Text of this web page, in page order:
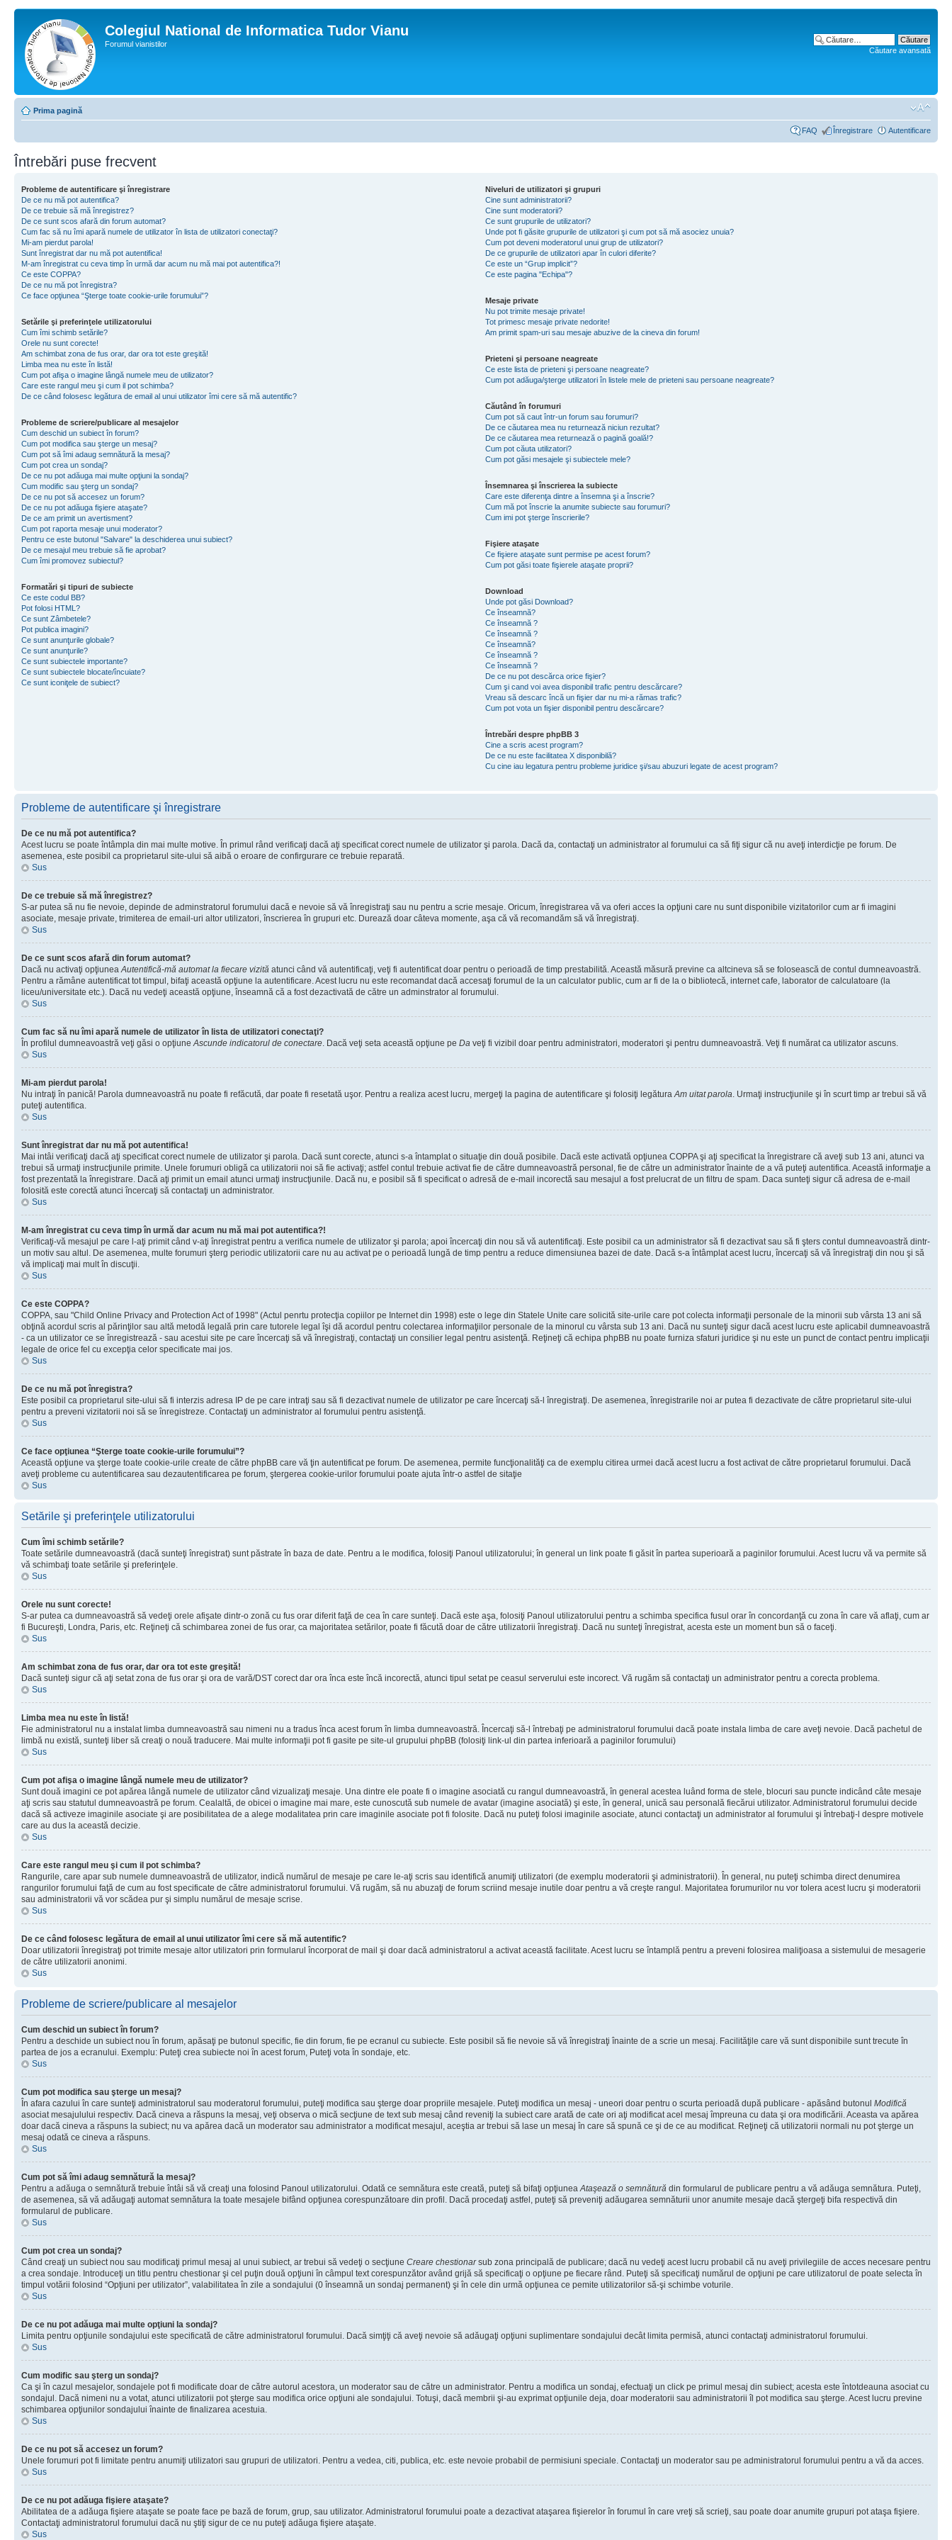
Colegiul National de Informatica Tudor Vianu
Forumul vianistilor
Căutare avansată
Prima pagină
FAQ Înregistrare Autentificare
Întrebări puse frecvent
Probleme de autentificare şi înregistrare
De ce nu mă pot autentifica?
De ce trebuie să mă înregistrez?
De ce sunt scos afară din forum automat?
Cum fac să nu îmi apară numele de utilizator în lista de utilizatori conectaţi?
Mi-am pierdut parola!
Sunt înregistrat dar nu mă pot autentifica!
M-am înregistrat cu ceva timp în urmă dar acum nu mă mai pot autentifica?!
Ce este COPPA?
De ce nu mă pot înregistra?
Ce face opţiunea “Şterge toate cookie-urile forumului”?
Setările şi preferinţele utilizatorului
Cum îmi schimb setările?
Orele nu sunt corecte!
Am schimbat zona de fus orar, dar ora tot este greşită!
Limba mea nu este în listă!
Cum pot afişa o imagine lângă numele meu de utilizator?
Care este rangul meu şi cum il pot schimba?
De ce când folosesc legătura de email al unui utilizator îmi cere să mă autentific?
Probleme de scriere/publicare al mesajelor
Cum deschid un subiect în forum?
Cum pot modifica sau şterge un mesaj?
Cum pot să îmi adaug semnătură la mesaj?
Cum pot crea un sondaj?
De ce nu pot adăuga mai multe opţiuni la sondaj?
Cum modific sau şterg un sondaj?
De ce nu pot să accesez un forum?
De ce nu pot adăuga fişiere ataşate?
De ce am primit un avertisment?
Cum pot raporta mesaje unui moderator?
Pentru ce este butonul "Salvare" la deschiderea unui subiect?
De ce mesajul meu trebuie să fie aprobat?
Cum îmi promovez subiectul?
Formatări şi tipuri de subiecte
Ce este codul BB?
Pot folosi HTML?
Ce sunt Zâmbetele?
Pot publica imagini?
Ce sunt anunţurile globale?
Ce sunt anunţurile?
Ce sunt subiectele importante?
Ce sunt subiectele blocate/încuiate?
Ce sunt iconiţele de subiect?
Niveluri de utilizatori şi grupuri
Cine sunt administratorii?
Cine sunt moderatorii?
Ce sunt grupurile de utilizatori?
Unde pot fi găsite grupurile de utilizatori şi cum pot să mă asociez unuia?
Cum pot deveni moderatorul unui grup de utilizatori?
De ce grupurile de utilizatori apar în culori diferite?
Ce este un “Grup implicit”?
Ce este pagina "Echipa"?
Mesaje private
Nu pot trimite mesaje private!
Tot primesc mesaje private nedorite!
Am primit spam-uri sau mesaje abuzive de la cineva din forum!
Prieteni şi persoane neagreate
Ce este lista de prieteni şi persoane neagreate?
Cum pot adăuga/şterge utilizatori în listele mele de prieteni sau persoane neagreate?
Căutând în forumuri
Cum pot să caut într-un forum sau forumuri?
De ce căutarea mea nu returnează niciun rezultat?
De ce căutarea mea returnează o pagină goală!?
Cum pot căuta utilizatori?
Cum pot găsi mesajele şi subiectele mele?
Însemnarea şi înscrierea la subiecte
Care este diferenţa dintre a însemna şi a înscrie?
Cum mă pot înscrie la anumite subiecte sau forumuri?
Cum imi pot şterge înscrierile?
Fişiere ataşate
Ce fişiere ataşate sunt permise pe acest forum?
Cum pot găsi toate fişierele ataşate proprii?
Download
Unde pot găsi Download?
Ce înseamnă?
Ce înseamnă ?
Ce înseamnă ?
Ce înseamnă?
Ce înseamnă ?
Ce înseamnă ?
De ce nu pot descărca orice fişier?
Cum şi cand voi avea disponibil trafic pentru descărcare?
Vreau să descarc încă un fişier dar nu mi-a rămas trafic?
Cum pot vota un fişier disponibil pentru descărcare?
Întrebări despre phpBB 3
Cine a scris acest program?
De ce nu este facilitatea X disponibilă?
Cu cine iau legatura pentru probleme juridice şi/sau abuzuri legate de acest program?
Probleme de autentificare şi înregistrare
De ce nu mă pot autentifica?
Acest lucru se poate întâmpla din mai multe motive. În primul rând verificaţi dacă aţi specificat corect numele de utilizator şi parola. Dacă da, contactaţi un administrator al forumului ca să fiţi sigur că nu aveţi interdicţie pe forum. De
asemenea, este posibil ca proprietarul site-ului să aibă o eroare de confirgurare ce trebuie reparată.
Sus
De ce trebuie să mă înregistrez?
S-ar putea să nu fie nevoie, depinde de adminstratorul forumului dacă e nevoie să vă înregistraţi sau nu pentru a scrie mesaje. Oricum, înregistrarea vă va oferi acces la opţiuni care nu sunt disponibile vizitatorilor cum ar fi imagini
asociate, mesaje private, trimiterea de email-uri altor utilizatori, înscrierea în grupuri etc. Durează doar câteva momente, aşa că vă recomandăm să vă înregistraţi.
Sus
De ce sunt scos afară din forum automat?
Dacă nu activaţi opţiuneaAutentifică-mă automat la fiecare vizită atunci când vă autentificaţi, veţi fi autentificat doar pentru o perioadă de timp prestabilită. Această măsură previne ca altcineva să se folosească de contul dumneavoastră.
Pentru a rămâne autentificat tot timpul, bifaţi această opţiune la autentificare. Acest lucru nu este recomandat dacă accesaţi forumul de la un calculator public, cum ar fi de la o bibliotecă, internet cafe, laborator de calculatoare (la
liceu/universitate etc.). Dacă nu vedeţi această opţiune, înseamnă că a fost dezactivată de către un adminstrator al forumului.
Sus
Cum fac să nu îmi apară numele de utilizator în lista de utilizatori conectaţi?
În profilul dumneavoastră veţi găsi o opţiuneAscunde indicatorul de conectare. Dacă veţi seta această opţiune pe Da veţi fi vizibil doar pentru administratori, moderatori şi pentru dumneavoastră. Veţi fi numărat ca utilizator ascuns.
Sus
Mi-am pierdut parola!
Nu intraţi în panică! Parola dumneavoastră nu poate fi refăcută, dar poate fi resetată uşor. Pentru a realiza acest lucru, mergeţi la pagina de autentificare şi folosiţi legăturaAm uitat parola. Urmaţi instrucţiunile şi în scurt timp ar trebui să vă
puteţi autentifica.
Sus
Sunt înregistrat dar nu mă pot autentifica!
Mai intâi verificaţi dacă aţi specificat corect numele de utilizator şi parola. Dacă sunt corecte, atunci s-a întamplat o situaţie din două posibile. Dacă este activată opţiunea COPPA şi aţi specificat la înregistrare că aveţi sub 13 ani, atunci va
trebui să urmaţi instrucţiunile primite. Unele forumuri obligă ca utilizatorii noi să fie activaţi; astfel contul trebuie activat fie de către dumneavoastră personal, fie de către un administrator înainte de a vă puteţi autentifica. Această informaţie a
fost prezentată la înregistrare. Dacă aţi primit un email atunci urmaţi instrucţiunile. Dacă nu, e posibil să fi specificat o adresă de e-mail incorectă sau mesajul a fost prelucrat de un filtru de spam. Daca sunteţi sigur că adresa de e-mail
folosită este corectă atunci încercaţi să contactaţi un administrator.
Sus
M-am înregistrat cu ceva timp în urmă dar acum nu mă mai pot autentifica?!
Verificaţi-vă mesajul pe care l-aţi primit când v-aţi înregistrat pentru a verifica numele de utilizator şi parola; apoi încercaţi din nou să vă autentificaţi. Este posibil ca un administrator să fi dezactivat sau să fi şters contul dumneavoastră dintr-
un motiv sau altul. De asemenea, multe forumuri şterg periodic utilizatorii care nu au activat pe o perioadă lungă de timp pentru a reduce dimensiunea bazei de date. Dacă s-a întâmplat acest lucru, încercaţi să vă înregistraţi din nou şi să
vă implicaţi mai mult în discuţii.
Sus
Ce este COPPA?
COPPA, sau "Child Online Privacy and Protection Act of 1998" (Actul penrtu protecţia copiilor pe Internet din 1998) este o lege din Statele Unite care solicită site-urile care pot colecta informaţii personale de la minorii sub vârsta 13 ani să
obţină acordul scris al părinţilor sau altă metodă legală prin care tutorele legal îşi dă acordul pentru colectarea informaţiilor personale de la minorul cu vârsta sub 13 ani. Dacă nu sunteţi sigur dacă acest lucru este aplicabil dumneavoastră
- ca un utilizator ce se înregistrează - sau acestui site pe care încercaţi să vă înregistraţi, contactaţi un consilier legal pentru asistenţă. Reţineţi că echipa phpBB nu poate furniza sfaturi juridice şi nu este un punct de contact pentru implicaţii
legale de orice fel cu excepţia celor specificate mai jos.
Sus
De ce nu mă pot înregistra?
Este posibil ca proprietarul site-ului să fi interzis adresa IP de pe care intraţi sau să fi dezactivat numele de utilizator pe care încercaţi să-l înregistraţi. De asemenea, înregistrarile noi ar putea fi dezactivate de către proprietarul site-ului
pentru a preveni vizitatorii noi să se înregistreze. Contactaţi un administrator al forumului pentru asistenţă.
Sus
Ce face opţiunea “Şterge toate cookie-urile forumului”?
Această opţiune va şterge toate cookie-urile create de către phpBB care vă ţin autentificat pe forum. De asemenea, permite funcţionalităţi ca de exemplu citirea urmei dacă acest lucru a fost activat de către proprietarul forumului. Dacă
aveţi probleme cu autentificarea sau dezautentificarea pe forum, ştergerea cookie-urilor forumului poate ajuta într-o astfel de sitaţie
Sus
Setările şi preferinţele utilizatorului
Cum îmi schimb setările?
Toate setările dumneavoastră (dacă sunteţi înregistrat) sunt păstrate în baza de date. Pentru a le modifica, folosiţi Panoul utilizatorului; în general un link poate fi găsit în partea superioară a paginilor forumului. Acest lucru vă va permite să
vă schimbaţi toate setările şi preferinţele.
Sus
Orele nu sunt corecte!
S-ar putea ca dumneavoastră să vedeţi orele afişate dintr-o zonă cu fus orar diferit faţă de cea în care sunteţi. Dacă este aşa, folosiţi Panoul utilizatorului pentru a schimba specifica fusul orar în concordanţă cu zona în care vă aflaţi, cum ar
fi Bucureşti, Londra, Paris, etc. Reţineţi că schimbarea zonei de fus orar, ca majoritatea setărilor, poate fi făcută doar de către utilizatorii înregistraţi. Dacă nu sunteţi înregistrat, acesta este un moment bun să o faceţi.
Sus
Am schimbat zona de fus orar, dar ora tot este greşită!
Dacă sunteţi sigur că aţi setat zona de fus orar şi ora de vară/DST corect dar ora înca este încă incorectă, atunci tipul setat pe ceasul serverului este incorect. Vă rugăm să contactaţi un administrator pentru a corecta problema.
Sus
Limba mea nu este în listă!
Fie administratorul nu a instalat limba dumneavoastră sau nimeni nu a tradus înca acest forum în limba dumneavoastră. Încercaţi să-l întrebaţi pe administratorul forumului dacă poate instala limba de care aveţi nevoie. Dacă pachetul de
limbă nu există, sunteţi liber să creaţi o nouă traducere. Mai multe informaţii pot fi gasite pe site-ul grupului phpBB (folosiţi link-ul din partea inferioară a paginilor forumului)
Sus
Cum pot afişa o imagine lângă numele meu de utilizator?
Sunt două imagini ce pot apărea lângă numele de utilizator când vizualizaţi mesaje. Una dintre ele poate fi o imagine asociată cu rangul dumneavoastră, în general acestea luând forma de stele, blocuri sau puncte indicând câte mesaje
aţi scris sau statutul dumneavoastră pe forum. Cealaltă, de obicei o imagine mai mare, este cunoscută sub numele de avatar (imagine asociată) şi este, în general, unică sau personală fiecărui utilizator. Administratorul forumului decide
dacă să activeze imaginile asociate şi are posibilitatea de a alege modalitatea prin care imaginile asociate pot fi folosite. Dacă nu puteţi folosi imaginile asociate, atunci contactaţi un administrator al forumului şi întrebaţi-l despre motivele
care au dus la această decizie.
Sus
Care este rangul meu şi cum il pot schimba?
Rangurile, care apar sub numele dumneavoastră de utilizator, indică numărul de mesaje pe care le-aţi scris sau identifică anumiţi utilizatori (de exemplu moderatorii şi administratorii). În general, nu puteţi schimba direct denumirea
rangurilor forumului faţă de cum au fost specificate de către administratorul forumului. Vă rugăm, să nu abuzaţi de forum scriind mesaje inutile doar pentru a vă creşte rangul. Majoritatea forumurilor nu vor tolera acest lucru şi moderatorii
sau administratorii vă vor scădea pur şi simplu numărul de mesaje scrise.
Sus
De ce când folosesc legătura de email al unui utilizator îmi cere să mă autentific?
Doar utilizatorii înregistraţi pot trimite mesaje altor utilizatori prin formularul încorporat de mail şi doar dacă administratorul a activat această facilitate. Acest lucru se întamplă pentru a preveni folosirea maliţioasa a sistemului de mesagerie
de către utilizatorii anonimi.
Sus
Probleme de scriere/publicare al mesajelor
Cum deschid un subiect în forum?
Pentru a deschide un subiect nou în forum, apăsaţi pe butonul specific, fie din forum, fie pe ecranul cu subiecte. Este posibil să fie nevoie să vă înregistraţi înainte de a scrie un mesaj. Facilităţile care vă sunt disponibile sunt trecute în
partea de jos a ecranului. Exemplu: Puteţi crea subiecte noi în acest forum, Puteţi vota în sondaje, etc.
Sus
Cum pot modifica sau şterge un mesaj?
În afara cazului în care sunteţi administratorul sau moderatorul forumului, puteţi modifica sau şterge doar propriile mesajele. Puteţi modifica un mesaj - uneori doar pentru o scurta perioadă după publicare - apăsând butonul Modifică
asociat mesajulului respectiv. Dacă cineva a răspuns la mesaj, veţi observa o mică secţiune de text sub mesaj când reveniţi la subiect care arată de cate ori aţi modificat acel mesaj împreuna cu data şi ora modificării. Aceasta va apărea
doar dacă cineva a răspuns la subiect; nu va apărea dacă un moderator sau administrator a modificat mesajul, aceştia ar trebui să lase un mesaj în care să spună ce şi de ce au modificat. Reţineţi că utilizatorii normali nu pot şterge un
mesaj odată ce cineva a răspuns.
Sus
Cum pot să îmi adaug semnătură la mesaj?
Pentru a adăuga o semnătură trebuie întâi să vă creaţi una folosind Panoul utilizatorului. Odată ce semnătura este creată, puteţi să bifaţi opţiuneaAtaşează o semnătură din formularul de publicare pentru a vă adăuga semnătura. Puteţi,
de asemenea, să vă adăugaţi automat semnătura la toate mesajele bifând opţiunea corespunzătoare din profil. Dacă procedaţi astfel, puteţi să preveniţi adăugarea semnăturii unor anumite mesaje dacă ştergeţi bifa respectivă din
formularul de publicare.
Sus
Cum pot crea un sondaj?
Când creaţi un subiect nou sau modificaţi primul mesaj al unui subiect, ar trebui să vedeţi o secţiune Creare chestionarsub zona principală de publicare; dacă nu vedeţi acest lucru probabil că nu aveţi privilegiile de acces necesare pentru
a crea sondaje. Introduceţi un titlu pentru chestionar şi cel puţin două opţiuni în câmpul text corespunzător având grijă să specificaţi o opţiune pe fiecare rând. Puteţi să specificaţi numărul de opţiuni pe care utilizatorul de poate selecta în
timpul votării folosind “Opţiuni per utilizator”, valabilitatea în zile a sondajului (0 înseamnă un sondaj permanent) şi în cele din urmă opţiunea ce pemite utilizatorilor să-şi schimbe voturile.
Sus
De ce nu pot adăuga mai multe opţiuni la sondaj?
Limita pentru opţiunile sondajului este specificată de către administratorul forumului. Dacă simţiţi că aveţi nevoie să adăugaţi opţiuni suplimentare sondajului decât limita permisă, atunci contactaţi administratorul forumului.
Sus
Cum modific sau şterg un sondaj?
Ca şi în cazul mesajelor, sondajele pot fi modificate doar de către autorul acestora, un moderator sau de către un administrator. Pentru a modifica un sondaj, efectuaţi un click pe primul mesaj din subiect; acesta este întotdeauna asociat cu
sondajul. Dacă nimeni nu a votat, atunci utilizatorii pot şterge sau modifica orice opţiuni ale sondajului. Totuşi, dacă membrii şi-au exprimat opţiunile deja, doar moderatorii sau administratorii îl pot modifica sau şterge. Acest lucru previne
schimbarea opţiunilor sondajului înainte de finalizarea acestuia.
Sus
De ce nu pot să accesez un forum?
Unele forumuri pot fi limitate pentru anumiţi utilizatori sau grupuri de utilizatori. Pentru a vedea, citi, publica, etc. este nevoie probabil de permisiuni speciale. Contactaţi un moderator sau pe administratorul forumului pentru a vă da acces.
Sus
De ce nu pot adăuga fişiere ataşate?
Abilitatea de a adăuga fişiere ataşate se poate face pe bază de forum, grup, sau utilizator. Administratorul forumului poate a dezactivat ataşarea fişierelor în forumul în care vreţi să scrieţi, sau poate doar anumite grupuri pot ataşa fişiere.
Contactaţi administratorul forumului dacă nu ştiţi sigur de ce nu puteţi adăuga fişiere ataşate.
Sus